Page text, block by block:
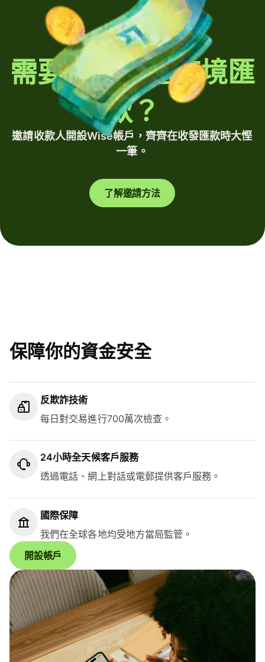
需要定期發送跨境匯
款？
邀請收款人開設Wise帳戶，齊齊在收發匯款時大慳
一筆。
了解邀請方法
保障你的資金安全
反欺詐技術
每日對交易進行700萬次檢查。
24小時全天候客戶服務
透過電話、網上對話或電郵提供客戶服務。
國際保障
我們在全球各地均受地方當局監管。
開設帳戶